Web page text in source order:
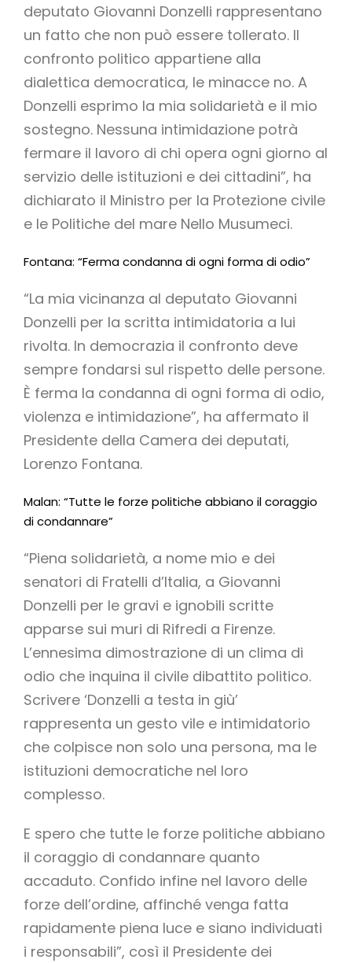
deputato Giovanni Donzelli rappresentano
un fatto che non può essere tollerato. Il
confronto politico appartiene alla
dialettica democratica, le minacce no. A
Donzelli esprimo la mia solidarietà e il mio
sostegno. Nessuna intimidazione potrà
fermare il lavoro di chi opera ogni giorno al
servizio delle istituzioni e dei cittadini”, ha
dichiarato il Ministro per la Protezione civile
e le Politiche del mare Nello Musumeci.
Fontana: “Ferma condanna di ogni forma di odio”
“La mia vicinanza al deputato Giovanni
Donzelli per la scritta intimidatoria a lui
rivolta. In democrazia il confronto deve
sempre fondarsi sul rispetto delle persone.
È ferma la condanna di ogni forma di odio,
violenza e intimidazione”, ha affermato il
Presidente della Camera dei deputati,
Lorenzo Fontana.
Malan: “Tutte le forze politiche abbiano il coraggio
di condannare”
“Piena solidarietà, a nome mio e dei
senatori di Fratelli d’Italia, a Giovanni
Donzelli per le gravi e ignobili scritte
apparse sui muri di Rifredi a Firenze.
L’ennesima dimostrazione di un clima di
odio che inquina il civile dibattito politico.
Scrivere ‘Donzelli a testa in giù’
rappresenta un gesto vile e intimidatorio
che colpisce non solo una persona, ma le
istituzioni democratiche nel loro
complesso.
E spero che tutte le forze politiche abbiano
il coraggio di condannare quanto
accaduto. Confido infine nel lavoro delle
forze dell’ordine, affinché venga fatta
rapidamente piena luce e siano individuati
i responsabili”, così il Presidente dei